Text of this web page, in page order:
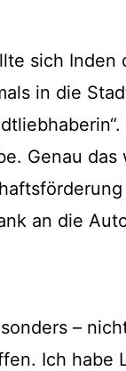
sich Inden
in die
Genau
an die
–
Ich habe